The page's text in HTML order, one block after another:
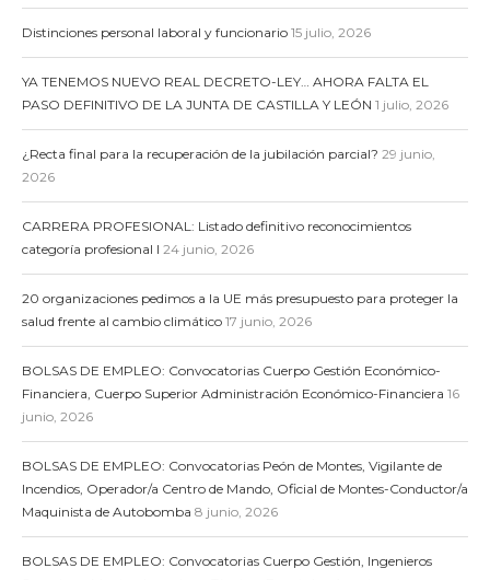
Distinciones personal laboral y funcionario 15 julio, 2026
YA TENEMOS NUEVO REAL DECRETO-LEY… AHORA FALTA EL
PASO DEFINITIVO DE LA JUNTA DE CASTILLA Y LEÓN 1 julio, 2026
¿Recta final para la recuperación de la jubilación parcial? 29 junio,
2026
CARRERA PROFESIONAL: Listado definitivo reconocimientos
categoría profesional I 24 junio, 2026
20 organizaciones pedimos a la UE más presupuesto para proteger la
salud frente al cambio climático 17 junio, 2026
BOLSAS DE EMPLEO: Convocatorias Cuerpo Gestión Económico-
Financiera, Cuerpo Superior Administración Económico-Financiera 16
junio, 2026
BOLSAS DE EMPLEO: Convocatorias Peón de Montes, Vigilante de
Incendios, Operador/a Centro de Mando, Oficial de Montes-Conductor/a
Maquinista de Autobomba 8 junio, 2026
BOLSAS DE EMPLEO: Convocatorias Cuerpo Gestión, Ingenieros